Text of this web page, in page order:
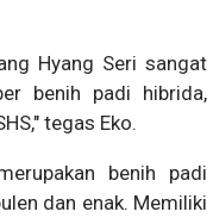
Hyang Seri sangat
benih padi hibrida,
tegas Eko.
benih padi
dan enak. Memiliki